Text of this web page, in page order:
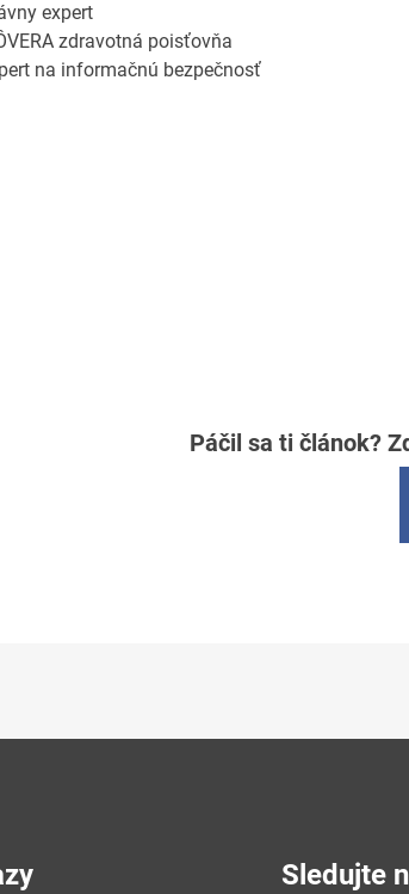
expert
zdravotná poisťovňa
na informačnú bezpečnosť
Páčil sa ti článok?
Sledujte